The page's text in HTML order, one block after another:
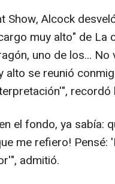
Show, Alcock
muy alto" de La
uno de los... No
se reunió
recordó
el fondo, ya sabía:
me refiero! Pensé:
admitió.